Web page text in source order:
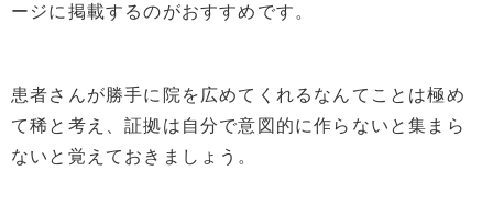
ージに掲載するのがおすすめです。
患者さんが勝手に院を広めてくれるなんてことは極め
て稀と考え、証拠は自分で意図的に作らないと集まら
ないと覚えておきましょう。